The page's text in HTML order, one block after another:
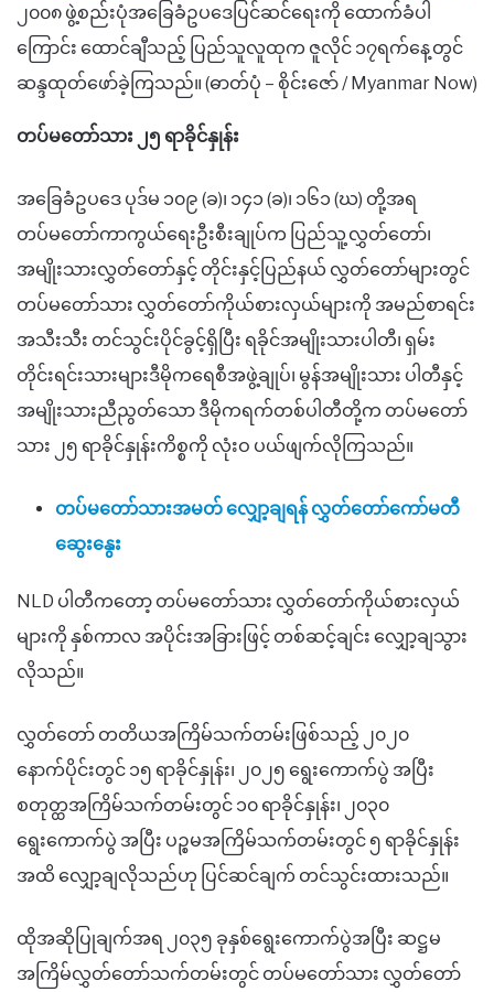
၂၀၀၈ ဖွဲ့စည်းပုံအခြေခံဥပဒေပြင်ဆင်ရေးကို ထောက်ခံပါ
ကြောင်း ထောင်ချီသည့် ပြည်သူလူထုက ဇူလိုင် ၁၇ရက်နေ့တွင်
ဆန္ဒထုတ်ဖော်ခဲ့ကြသည်။ (ဓာတ်ပုံ – စိုင်းဇော် / Myanmar Now)
တပ်မတော်သား ၂၅ ရာခိုင်နှုန်း
အခြေခံဥပဒေ ပုဒ်မ ၁၀၉ (ခ)၊ ၁၄၁ (ခ)၊ ၁၆၁ (ဃ) တို့အရ
တပ်မတော်ကာကွယ်ရေးဦးစီးချုပ်က ပြည်သူ့လွှတ်တော်၊
အမျိုးသားလွှတ်တော်နှင့် တိုင်းနှင့်ပြည်နယ် လွှတ်တော်များတွင်
တပ်မတော်သား လွှတ်တော်ကိုယ်စားလှယ်များကို အမည်စာရင်း
အသီးသီး တင်သွင်းပိုင်ခွင့်ရှိပြီး ရခိုင်အမျိုးသားပါတီ၊ ရှမ်း
တိုင်းရင်းသားများဒီမိုကရေစီအဖွဲ့ချုပ်၊ မွန်အမျိုးသား ပါတီနှင့်
အမျိုးသားညီညွတ်သော ဒီမိုကရက်တစ်ပါတီတို့က တပ်မတော်
သား ၂၅ ရာခိုင်နှုန်းကိစ္စကို လုံးဝ ပယ်ဖျက်လိုကြသည်။
တပ်မတော်သားအမတ် လျှော့ချရန် လွှတ်တော်ကော်မတီ
ဆွေးနွေး
NLD ပါတီကတော့ တပ်မတော်သား လွှတ်တော်ကိုယ်စားလှယ်
များကို နှစ်ကာလ အပိုင်းအခြားဖြင့် တစ်ဆင့်ချင်း လျှော့ချသွား
လိုသည်။
လွှတ်တော် တတိယအကြိမ်သက်တမ်းဖြစ်သည့် ၂၀၂၀
နောက်ပိုင်းတွင် ၁၅ ရာခိုင်နှုန်း၊ ၂၀၂၅ ရွေးကောက်ပွဲ အပြီး
စတုတ္ထအကြိမ်သက်တမ်းတွင် ၁၀ ရာခိုင်နှုန်း၊ ၂၀၃၀
ရွေးကောက်ပွဲ အပြီး ပဉ္စမအကြိမ်သက်တမ်းတွင် ၅ ရာခိုင်နှုန်း
အထိ လျှော့ချလိုသည်ဟု ပြင်ဆင်ချက် တင်သွင်းထားသည်။
ထိုအဆိုပြုချက်အရ ၂၀၃၅ ခုနှစ်ရွေးကောက်ပွဲအပြီး ဆဋ္ဌမ
အကြိမ်လွှတ်တော်သက်တမ်းတွင် တပ်မတော်သား လွှတ်တော်